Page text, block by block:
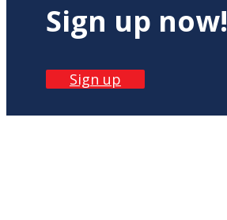
Sign up now!
Sign up